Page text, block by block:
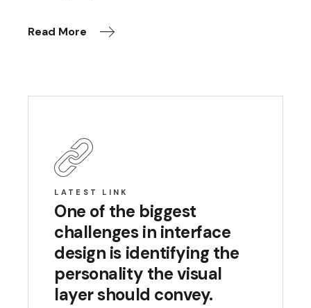
Read More
LATEST LINK
One of the biggest
challenges in interface
design is identifying the
personality the visual
layer should convey.